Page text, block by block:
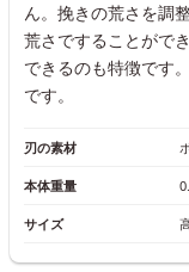
ん。挽きの荒さを調
荒さですることがで
できるのも特徴です
です。
刃の素材
本体重量
サイズ